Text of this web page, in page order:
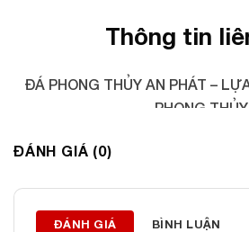
Thông tin
ĐÁ PHONG THỦY AN PHÁT –
PHONG THỦY
ĐÁNH GIÁ (0)
ĐÁNH GIÁ BÌNH LUẬN